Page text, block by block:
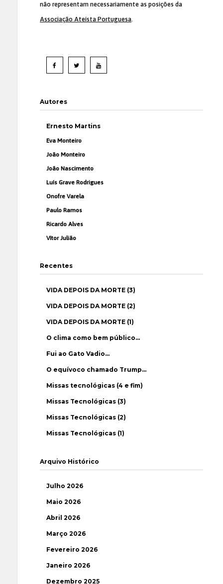
não representam necessariamente as posições da
Associação Ateísta Portuguesa.
Autores
Ernesto Martins
Eva Monteiro
João Monteiro
João Nascimento
Luís Grave Rodrigues
Onofre Varela
Paulo Ramos
Ricardo Alves
Vítor Julião
Recentes
VIDA DEPOIS DA MORTE (3)
VIDA DEPOIS DA MORTE (2)
VIDA DEPOIS DA MORTE (1)
O clima como bem público…
Fui ao Gato Vadio…
O equívoco chamado Trump…
Missas tecnológicas (4 e fim)
Missas Tecnológicas (3)
Missas Tecnológicas (2)
Missas Tecnológicas (1)
Arquivo Histórico
Julho 2026
Maio 2026
Abril 2026
Março 2026
Fevereiro 2026
Janeiro 2026
Dezembro 2025